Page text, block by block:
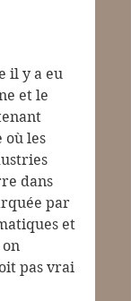
il y a eu
et le
où les
dans
par
et
pas vrai